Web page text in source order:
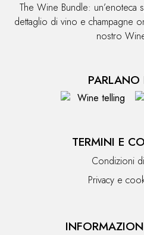
The Wine Bundle: un’enoteca
dettaglio di vino e champagne
nostro
TERMINI E
Condizioni
Privacy e